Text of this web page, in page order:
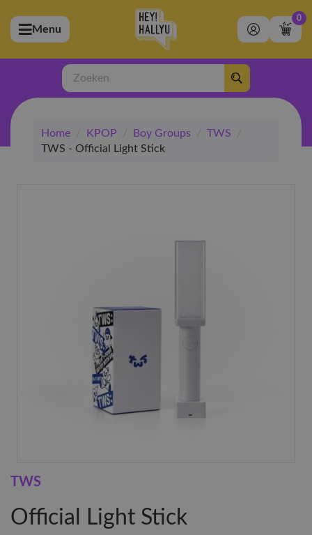
(Artiesten)
(Merchandise)
(Exclusive)
(Winkel)
Menu
0
Zoeken
Home / KPOP / Boy Groups / TWS
/
TWS - Official Light Stick
TWS
Official Light Stick